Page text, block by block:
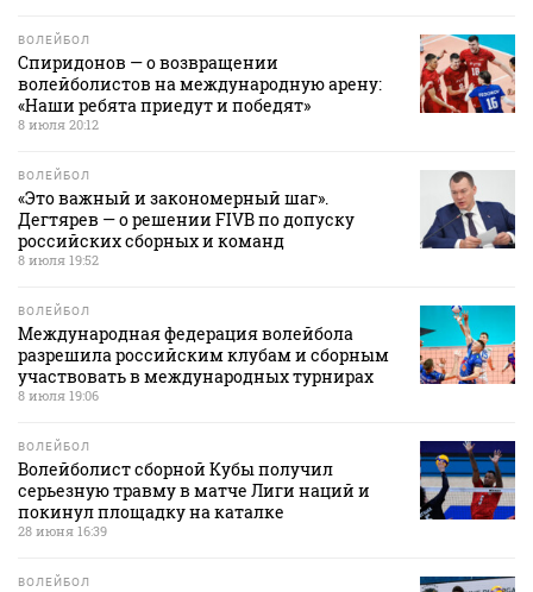
ВОЛЕЙБОЛ
Спиридонов — о возвращении
волейболистов на международную арену:
«Наши ребята приедут и победят»
8 июля 20:12
ВОЛЕЙБОЛ
«Это важный и закономерный шаг».
Дегтярев — о решении FIVB по допуску
российских сборных и команд
8 июля 19:52
ВОЛЕЙБОЛ
Международная федерация волейбола
разрешила российским клубам и сборным
участвовать в международных турнирах
8 июля 19:06
ВОЛЕЙБОЛ
Волейболист сборной Кубы получил
серьезную травму в матче Лиги наций и
покинул площадку на каталке
28 июня 16:39
ВОЛЕЙБОЛ